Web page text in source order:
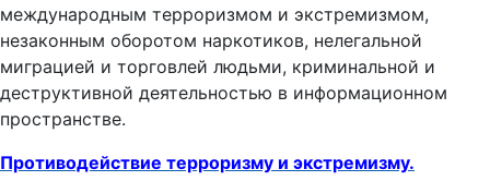
международным терроризмом и экстремизмом,
незаконным оборотом наркотиков, нелегальной
миграцией и торговлей людьми, криминальной и
деструктивной деятельностью в информационном
пространстве.
Противодействие терроризму и экстремизму.